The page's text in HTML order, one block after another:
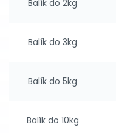
Balík do 2kg
Balík do 3kg
Balík do 5kg
Balík do 10kg